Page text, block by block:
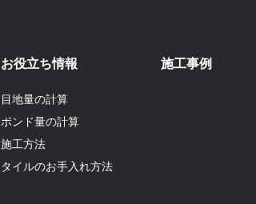
お役立ち情報
目地量の計算
ポンド量の計算
施工方法
タイルのお手入れ方法
施工事例